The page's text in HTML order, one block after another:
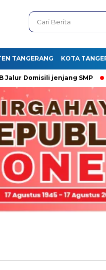
TANGERANG KOTA
Domisili jenjang SMP